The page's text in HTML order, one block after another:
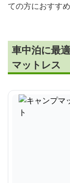
ての方におすす
車中泊に最
マットレス